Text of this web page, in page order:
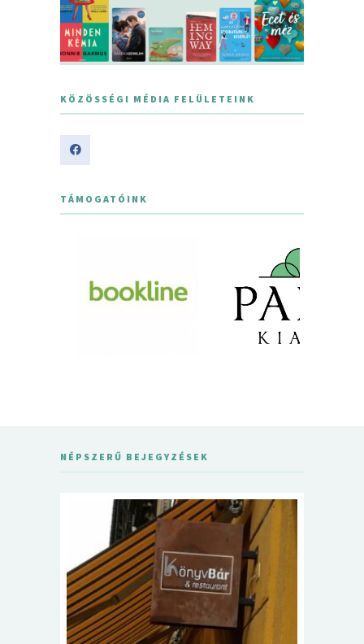
KÖZÖSSÉGI MÉDIA FELÜLETEINK
TÁMOGATÓINK
NÉPSZERŰ BEJEGYZÉSEK